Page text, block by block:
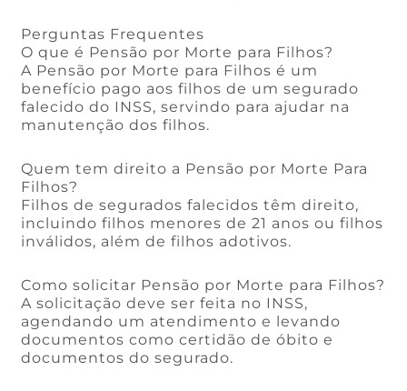
Perguntas Frequentes
O que é Pensão por Morte para Filhos?
A Pensão por Morte para Filhos é um
benefício pago aos filhos de um segurado
falecido do INSS, servindo para ajudar na
manutenção dos filhos.
Quem tem direito a Pensão por Morte Para
Filhos?
Filhos de segurados falecidos têm direito,
incluindo filhos menores de 21 anos ou filhos
inválidos, além de filhos adotivos.
Como solicitar Pensão por Morte para Filhos?
A solicitação deve ser feita no INSS,
agendando um atendimento e levando
documentos como certidão de óbito e
documentos do segurado.